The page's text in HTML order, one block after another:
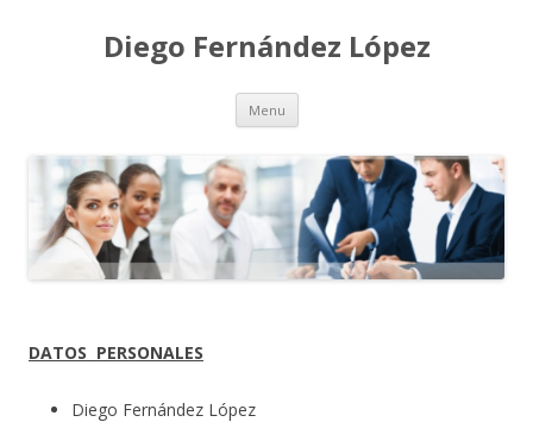
Diego Fernández López
Menu Skip to content
DATOS PERSONALES
Diego Fernández López